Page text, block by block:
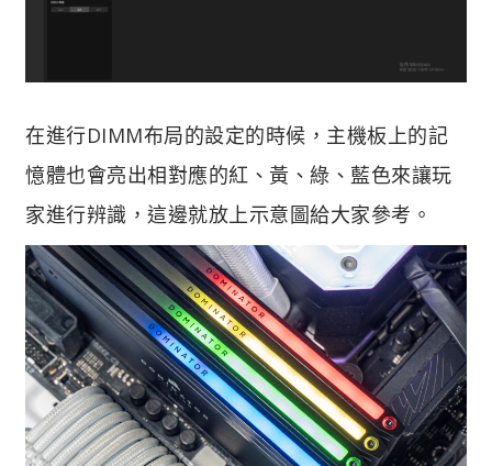
在進行DIMM布局的設定的時候，主機板上的記
憶體也會亮出相對應的紅、黃、綠、藍色來讓玩
家進行辨識，這邊就放上示意圖給大家參考。